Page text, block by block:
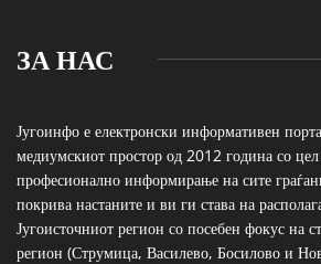
ЗА НАС
Југоинфо е електронски информативен
медиумскиот простор од 2012 година со
професионално информирање на сите
покрива настаните и ви ги става на
Југоисточниот регион со посебен фокус на
регион (Струмица, Василево, Босилово и